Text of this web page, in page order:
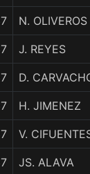
N. OLIVEROS
J. REYES
D.
H. JIMENEZ
V.
JS. ALAVA